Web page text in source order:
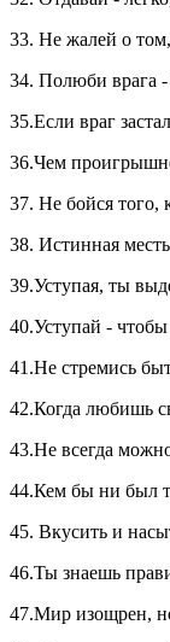
33. Не жалей о
34. Полюби врага
35.Если враг
36.Чем
37. Не бойся того,
38. Истинная
39.Уступая, ты
40.Уступай -
41.Не стремись
42.Когда любишь
43.Не всегда
44.Кем бы ни был
45. Вкусить и
46.Ты знаешь
47.Мир изощрен,